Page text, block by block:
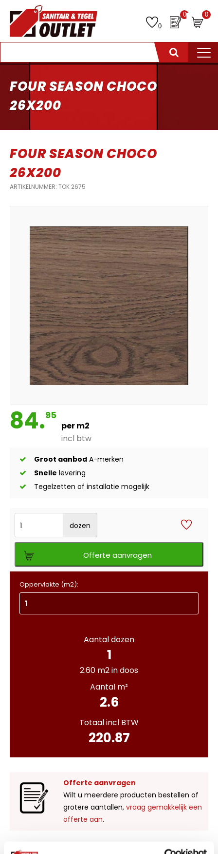
0
0 0
FOUR SEASON CHOCO
26X200
FOUR SEASON CHOCO
26X200
ARTIKELNUMMER: TOK 2675
84.95
per m2
incl btw
Groot aanbod A-merken
Snelle levering
Tegelzetten of installatie mogelijk
dozen
Offerte aanvragen
Oppervlakte (m2):
Aantal dozen
1
2.60 m2 in doos
Aantal m²
2.6
Totaal incl BTW
220.87
Offerte aanvragen
Wilt u meerdere producten bestellen of
grotere aantallen, vraag gemakkelijk een
offerte aan.